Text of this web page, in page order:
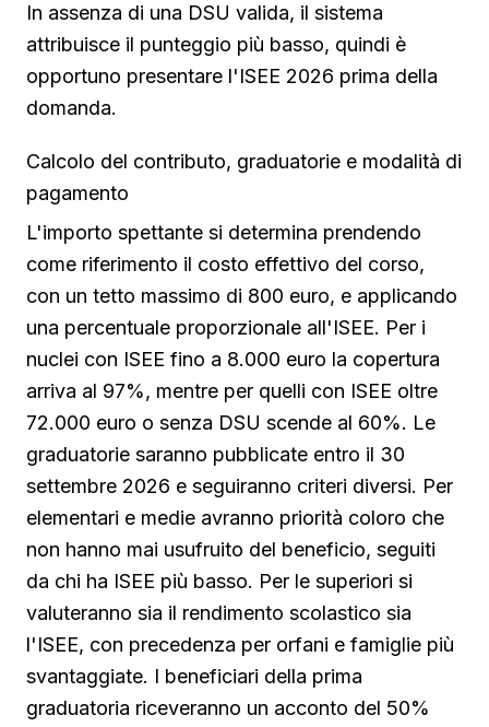
In assenza di una DSU valida, il sistema
attribuisce il punteggio più basso, quindi è
opportuno presentare l'ISEE 2026 prima della
domanda.
Calcolo del contributo, graduatorie e modalità di
pagamento
L'importo spettante si determina prendendo
come riferimento il costo effettivo del corso,
con un tetto massimo di 800 euro, e applicando
una percentuale proporzionale all'ISEE. Per i
nuclei con ISEE fino a 8.000 euro la copertura
arriva al 97%, mentre per quelli con ISEE oltre
72.000 euro o senza DSU scende al 60%. Le
graduatorie saranno pubblicate entro il 30
settembre 2026 e seguiranno criteri diversi. Per
elementari e medie avranno priorità coloro che
non hanno mai usufruito del beneficio, seguiti
da chi ha ISEE più basso. Per le superiori si
valuteranno sia il rendimento scolastico sia
l'ISEE, con precedenza per orfani e famiglie più
svantaggiate. I beneficiari della prima
graduatoria riceveranno un acconto del 50%